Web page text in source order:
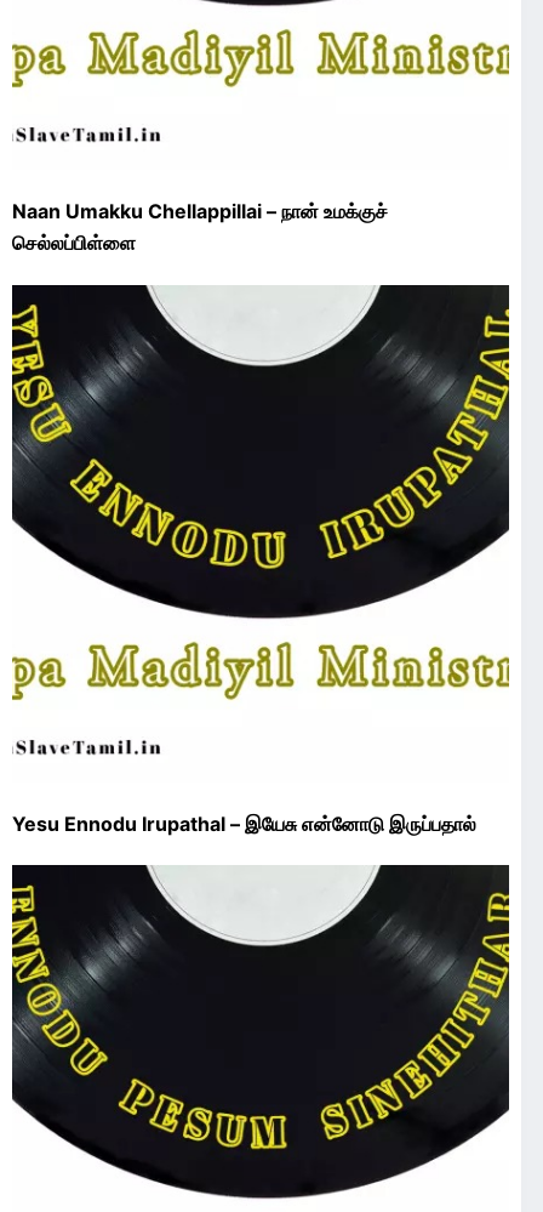
Naan Umakku Chellappillai – நான் உமக்குச்
செல்லப்பிள்ளை
Yesu Ennodu Irupathal – இயேசு என்னோடு இருப்பதால்